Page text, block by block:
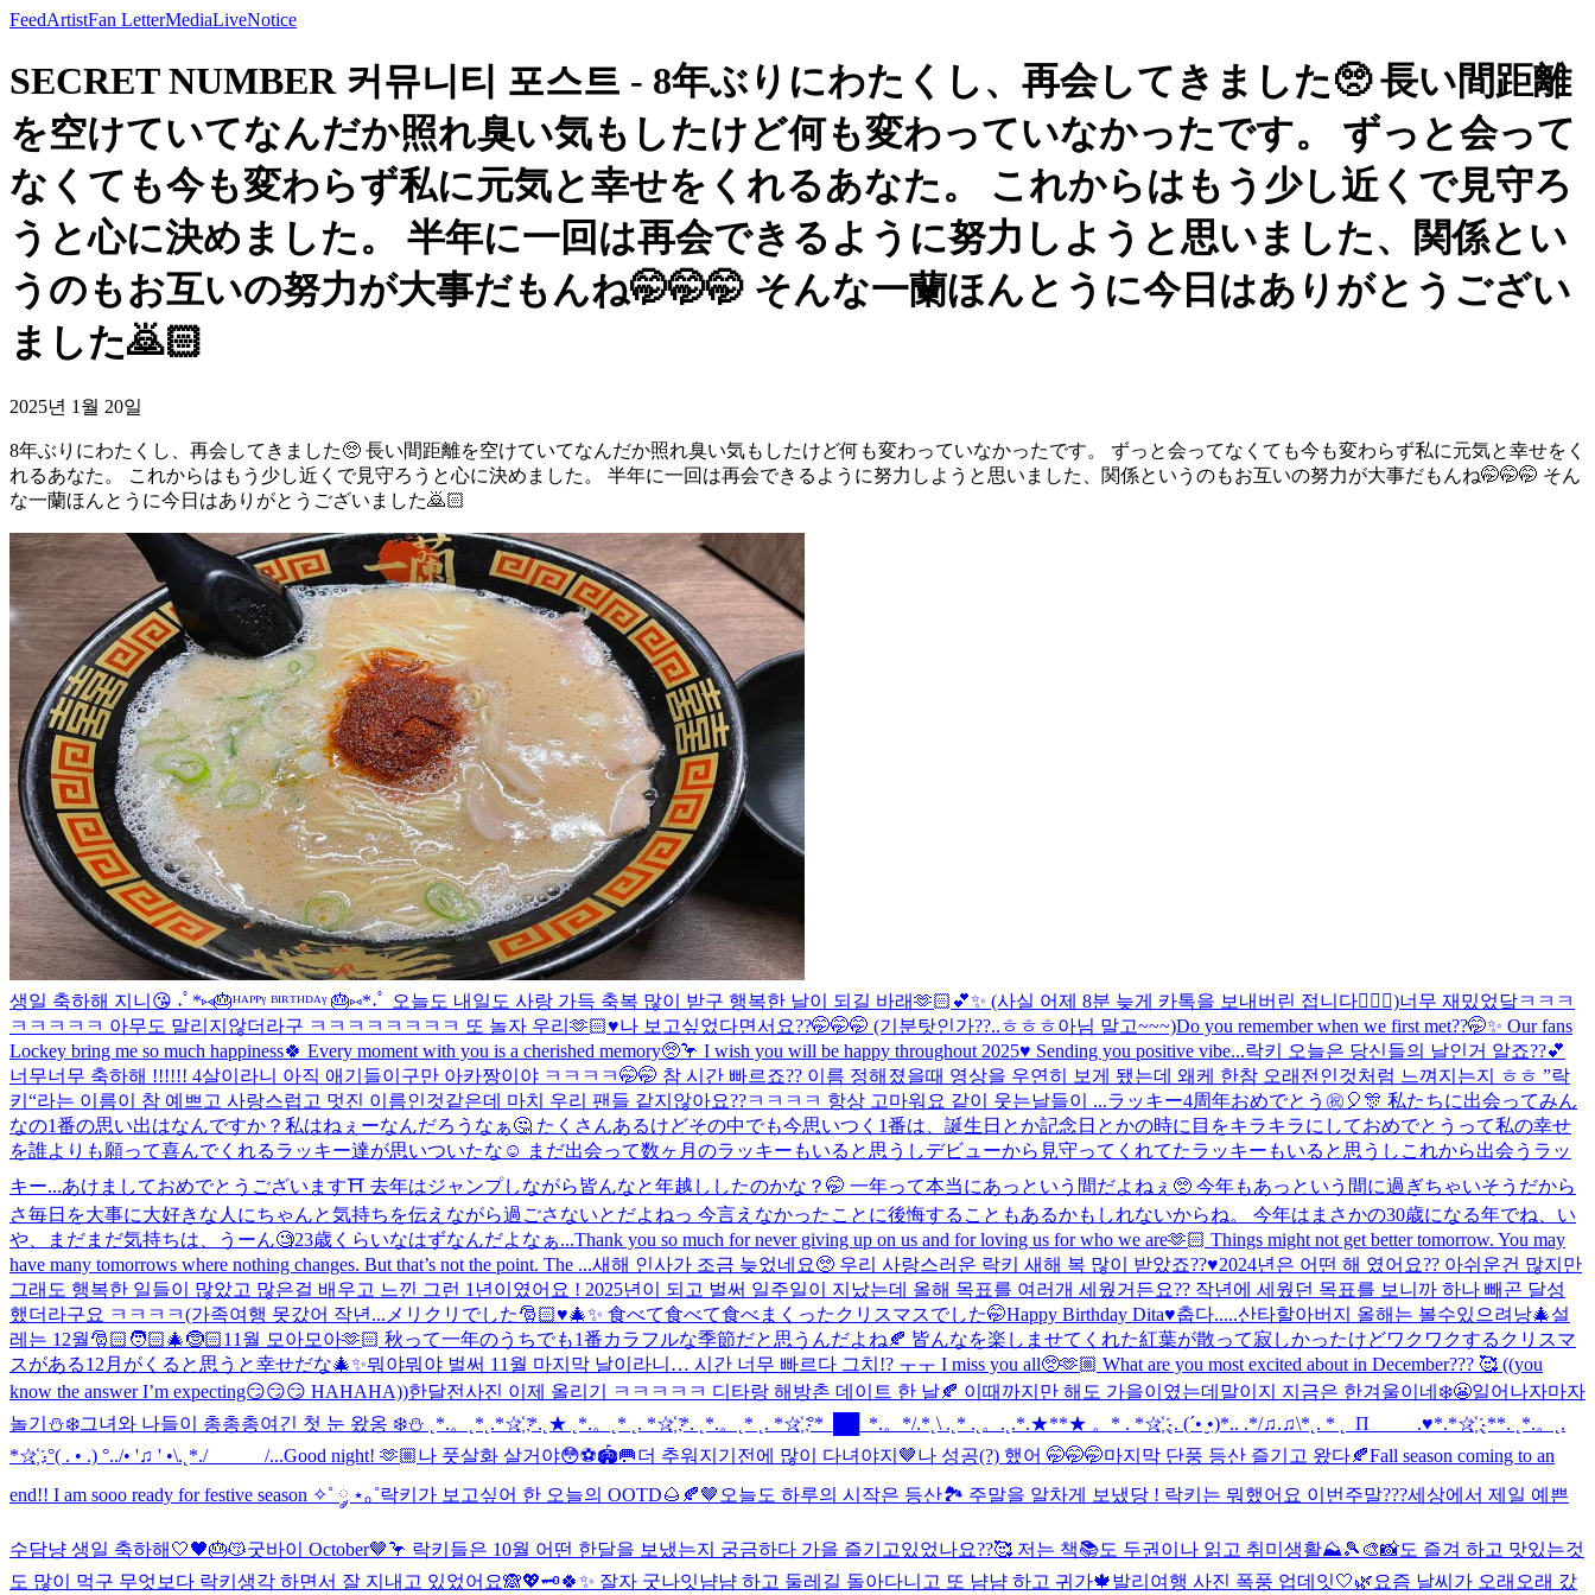
FeedArtistFan LetterMediaLiveNotice
SECRET NUMBER 커뮤니티 포스트 - 8年ぶりにわたくし、再会してきました🥺 長い間距離
を空けていてなんだか照れ臭い気もしたけど何も変わっていなかったです。 ずっと会って
なくても今も変わらず私に元気と幸せをくれるあなた。 これからはもう少し近くで見守ろ
うと心に決めました。 半年に一回は再会できるように努力しようと思いました、関係とい
うのもお互いの努力が大事だもんね🤭🤭🤭 そんな一蘭ほんとうに今日はありがとうござい
ました🙇🏻
2025년 1월 20일
8年ぶりにわたくし、再会してきました🥺 長い間距離を空けていてなんだか照れ臭い気もしたけど何も変わっていなかったです。 ずっと会ってなくても今も変わらず私に元気と幸せをく
れるあなた。 これからはもう少し近くで見守ろうと心に決めました。 半年に一回は再会できるように努力しようと思いました、関係というのもお互いの努力が大事だもんね🤭🤭🤭 そん
な一蘭ほんとうに今日はありがとうございました🙇🏻
생일 축하해 지니😘 ˖ﾟ*⑅🎂ᴴᴬᴾᴾᵞ ᴮᴵᴿᵀᴴᴰᴬᵞ 🎂⑅*˖ﾟ 오늘도 내일도 사랑 가득 축복 많이 받구 행복한 날이 되길 바래🫶🏻💕✨ (사실 어제 8분 늦게 카톡을 보내버린 접니다🙇🏻‍♀️)너무 재밌었닼ㅋㅋㅋ
ㅋㅋㅋㅋㅋ 아무도 말리지않더라구 ㅋㅋㅋㅋㅋㅋㅋㅋ 또 놀자 우리🫶🏻♥️나 보고싶었다면서요??🤭🤭🤭 (기분탓인가??..ㅎㅎㅎ아님 말고~~~)Do you remember when we first met??🤭✨ Our fans
Lockey bring me so much happiness🍀 Every moment with you is a cherished memory🥺🦩 I wish you will be happy throughout 2025♥️ Sending you positive vibe...락키 오늘은 당신들의 날인거 알죠??💕
너무너무 축하해 !!!!!! 4살이라니 아직 애기들이구만 아카짱이야 ㅋㅋㅋㅋ🤭🤭 참 시간 빠르죠?? 이름 정해졌을때 영상을 우연히 보게 됐는데 왜케 한참 오래전인것처럼 느껴지는지 ㅎㅎ ”락
키“라는 이름이 참 예쁘고 사랑스럽고 멋진 이름인것같은데 마치 우리 팬들 같지않아요??ㅋㅋㅋㅋ 항상 고마워요 같이 웃는날들이 ...ラッキー4周年おめでとう㊗️🎈🎊 私たちに出会ってみん
なの1番の思い出はなんですか？私はねぇーなんだろうなぁ🤔 たくさんあるけどその中でも今思いつく1番は、誕生日とか記念日とかの時に目をキラキラにしておめでとうって私の幸せ
を誰よりも願って喜んでくれるラッキー達が思いついたな☺️ まだ出会って数ヶ月のラッキーもいると思うしデビューから見守ってくれてたラッキーもいると思うしこれから出会うラッ
キー...あけましておめでとうございます⛩ 去年はジャンプしながら皆んなと年越ししたのかな？🤭 一年って本当にあっという間だよねぇ🥺 今年もあっという間に過ぎちゃいそうだから
さ毎日を大事に大好きな人にちゃんと気持ちを伝えながら過ごさないとだよねっ 今言えなかったことに後悔することもあるかもしれないからね。 今年はまさかの30歳になる年でね、い
や、まだまだ気持ちは、うーん🧐23歳くらいなはずなんだよなぁ...Thank you so much for never giving up on us and for loving us for who we are🫶🏻 Things might not get better tomorrow. You may
have many tomorrows where nothing changes. But that’s not the point. The ...새해 인사가 조금 늦었네요🥺 우리 사랑스러운 락키 새해 복 많이 받았죠??♥️2024년은 어떤 해 였어요?? 아쉬운건 많지만
그래도 행복한 일들이 많았고 많은걸 배우고 느낀 그런 1년이였어요 ! 2025년이 되고 벌써 일주일이 지났는데 올해 목표를 여러개 세웠거든요?? 작년에 세웠던 목표를 보니까 하나 빼곤 달성
했더라구요 ㅋㅋㅋㅋ(가족여행 못갔어 작년... メリクリでした🎅🏻♥️🎄✨ 食べて食べて食べまくったクリスマスでした🤭Happy Birthday Dita♥️춥다.....산타할아버지 올해는 볼수있으려낭🎄설
레는 12월🎅🏻🧑🏻‍🎄🤶🏻11월 모아모아🫶🏻 秋って一年のうちでも1番カラフルな季節だと思うんだよね🍂 皆んなを楽しませてくれた紅葉が散って寂しかったけどワクワクするクリスマ
スがある12月がくると思うと幸せだな🎄✨뭐야뭐야 벌써 11월 마지막 날이라니… 시간 너무 빠르다 그치!? ㅜㅜ I miss you all🥺🫶🏼 What are you most excited about in December??? 🥰 ((you
know the answer I’m expecting😏😏😏 HAHAHA))한달전사진 이제 올리기 ㅋㅋㅋㅋㅋ 디타랑 해방촌 데이트 한 날🍂 이때까지만 해도 가을이였는데말이지 지금은 한겨울이네❄️😬일어나자마자
놀기⛄❄️그녀와 나들이 총총총여긴 첫 눈 왔옹 ❄️⛄️ ˛*.。˛*˛.*☆҉ *.˛★ ˛*.。˛* ˛. *☆҉ *. ˛*.。˛* ˛. *☆҉ °*_██_*.。*/.*˛\ .˛* .˛。.˛.*.★**★ 。* . *☆҉ ˛. (´• ̮•)*.. .*/♫.♫\*˛. * ˛_Π_____.♥*.*☆҉ ˛**. ˛*.。˛.
*☆҉ .°( . • .) °../• '♫ ' •\.˛*./______/...Good night! 🫶🏼나 풋살화 살거야😳⚽️🏟️🥅더 추워지기전에 많이 다녀야지🤎나 성공(?) 했어 🤭🤭🤭마지막 단풍 등산 즐기고 왔다🍂Fall season coming to an
end!! I am sooo ready for festive season ✧˚ ༘ ⋆｡˚락키가 보고싶어 한 오늘의 OOTD🌰🍂🤎 오늘도 하루의 시작은 등산🏞️ 주말을 알차게 보냈당 ! 락키는 뭐했어요 이번주말???세상에서 제일 예쁜
수담냥 생일 축하해🤍🖤🎂😽굿바이 October🤎🦩 락키들은 10월 어떤 한달을 보냈는지 궁금하다 가을 즐기고있었나요??🥰 저는 책📚도 두권이나 읽고 취미생활⛰️🎾🎨📸도 즐겨 하고 맛있는것
도 많이 먹구 무엇보다 락키생각 하면서 잘 지내고 있었어요🙈💖🗝️🍀✨ 잘자 굿나잇냠냠 하고 둘레길 돌아다니고 또 냠냠 하고 귀가🍁발리여행 사진 폭풍 업데잇🤍🌿요즘 날씨가 오래오래 갔